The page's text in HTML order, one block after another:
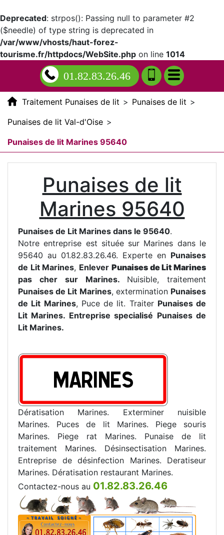
Deprecated: strpos(): Passing null to parameter #2
($needle) of type string is deprecated in
/var/www/vhosts/haut-forez-
tourisme.fr/httpdocs/WebSite.php on line 1014
01.82.83.26.46
Traitement Punaises de lit > Punaises de lit >
Punaises de lit Val-d'Oise >
Punaises de lit Marines 95640
Punaises de lit
Marines 95640
Punaises de Lit Marines dans le 95640.
Notre entreprise est située sur Marines dans le
95640 au 01.82.83.26.46. Experte en Punaises
de Lit Marines, Enlever Punaises de Lit Marines
pas cher sur Marines. Nuisible, traitement
Punaises de Lit Marines, extermination Punaises
de Lit Marines, Puce de lit. Traiter Punaises de
Lit Marines. Entreprise specialisé Punaises de
Lit Marines.
Dératisation Marines. Exterminer nuisible
Marines. Puces de lit Marines. Piege souris
Marines. Piege rat Marines. Punaise de lit
traitement Marines. Désinsectisation Marines.
Entreprise de désinfection Marines. Deratiseur
Marines. Dératisation restaurant Marines.
Contactez-nous au 01.82.83.26.46